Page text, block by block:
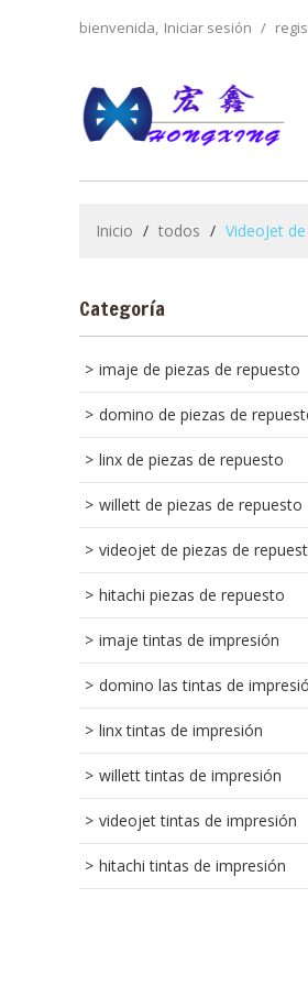
bienvenida, Iniciar sesión /
Inicio / todos / VideoJet
Categoría
imaje de piezas de repuesto
domino de piezas de
linx de piezas de repuesto
willett de piezas de repuesto
videojet de piezas de
hitachi piezas de repuesto
imaje tintas de impresión
domino las tintas de
linx tintas de impresión
willett tintas de impresión
videojet tintas de impresión
hitachi tintas de impresión